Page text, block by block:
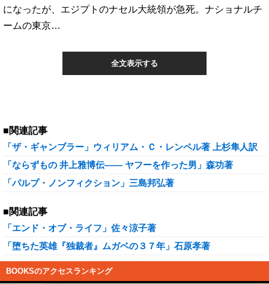
になったが、エジプトのナセル大統領が急死。ナショナルチ
ームの東京…
全文表示する
■関連記事
「ザ・ギャンブラー」ウィリアム・Ｃ・レンペル著 上杉隼人訳
「ならずもの 井上雅博伝―― ヤフーを作った男」森功著
「パルプ・ノンフィクション」三島邦弘著
■関連記事
「エンド・オブ・ライフ」佐々涼子著
「堕ちた英雄『独裁者』ムガベの３７年」石原孝著
BOOKSのアクセスランキング